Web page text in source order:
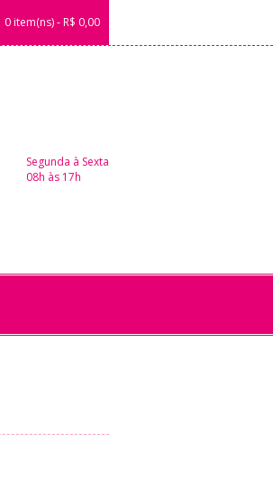
0 item(ns) - R$ 0,00
Segunda à Sexta
08h às 17h